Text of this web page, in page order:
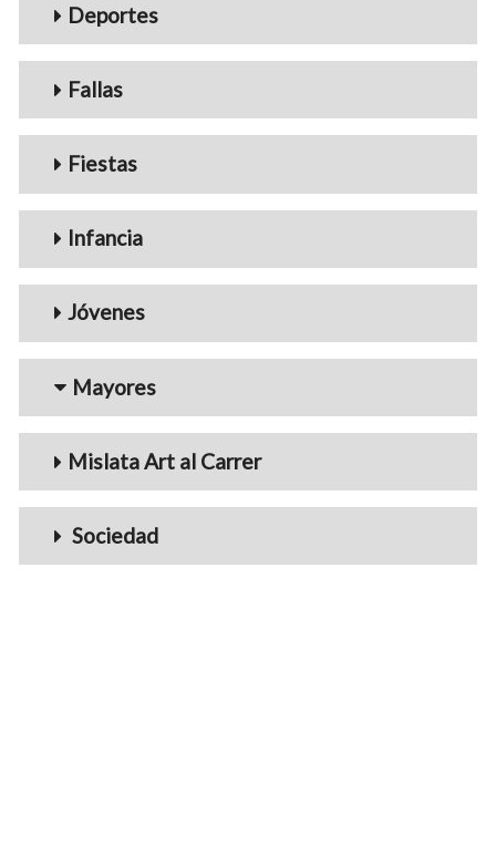
Deportes
Fallas
Fiestas
Infancia
Jóvenes
Mayores
Mislata Art al Carrer
Sociedad